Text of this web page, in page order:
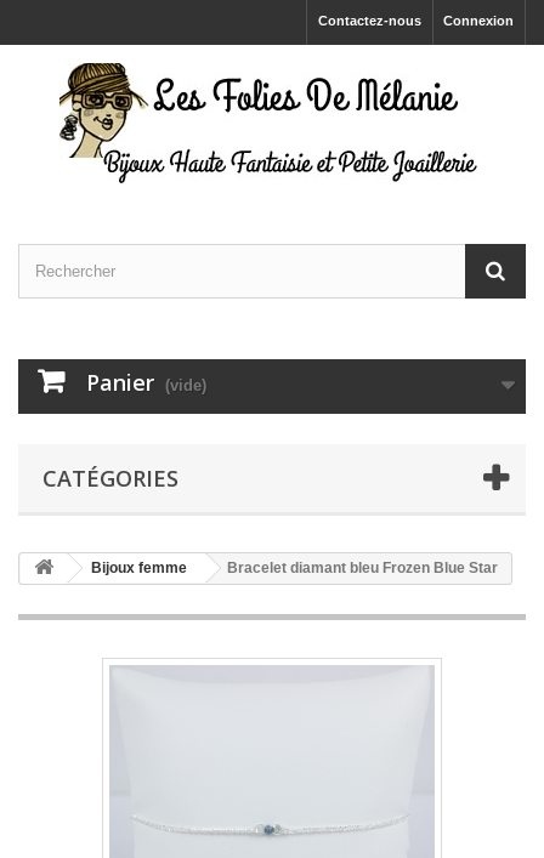
Connexion
Contactez-nous
Panier (vide)
CATÉGORIES
Bijoux femme Bracelet diamant bleu Frozen Blue Star